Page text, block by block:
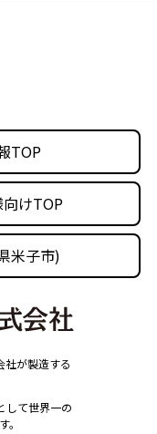
TOP
けTOP
米子市)
社が製造する
して世界一の